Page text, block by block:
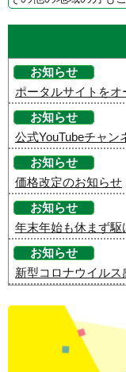
お知らせ
ポータルサイトをオ
お知らせ
公式YouTubeチャン
お知らせ
価格改定のお知らせ
お知らせ
年末年始も休まず駆
お知らせ
新型コロナウイルス